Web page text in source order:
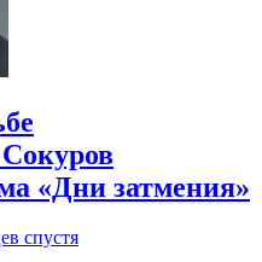
«Дни затмения»
спустя